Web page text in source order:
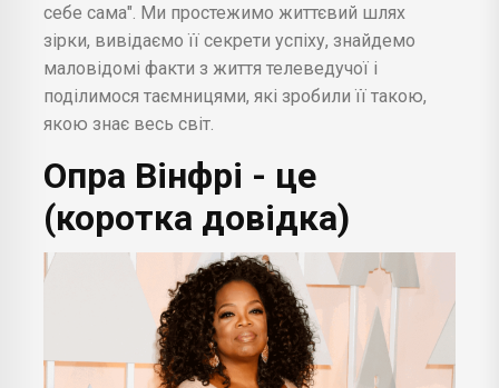
себе сама". Ми простежимо життєвий шлях
зірки, вивідаємо її секрети успіху, знайдемо
маловідомі факти з життя телеведучої і
поділимося таємницями, які зробили її такою,
якою знає весь світ.
Опра Вінфрі - це
(коротка довідка)